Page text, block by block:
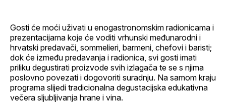
Gosti će moći uživati u enogastronomskim radionicama i
prezentacijama koje će voditi vrhunski međunarodni i
hrvatski predavači, sommelieri, barmeni, chefovi i baristi;
dok će između predavanja i radionica, svi gosti imati
priliku degustirati proizvode svih izlagača te se s njima
poslovno povezati i dogovoriti suradnju. Na samom kraju
programa slijedi tradicionalna degustacijska edukativna
večera sljubljivanja hrane i vina.